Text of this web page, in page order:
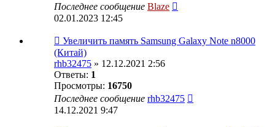
Последнее сообщение Blaze
02.01.2023 12:45
Увеличить память Samsung Galaxy Note n8000
(Китай)
rhb32475 » 12.12.2021 2:56
Ответы: 1
Просмотры: 16750
Последнее сообщение rhb32475
14.12.2021 9:47